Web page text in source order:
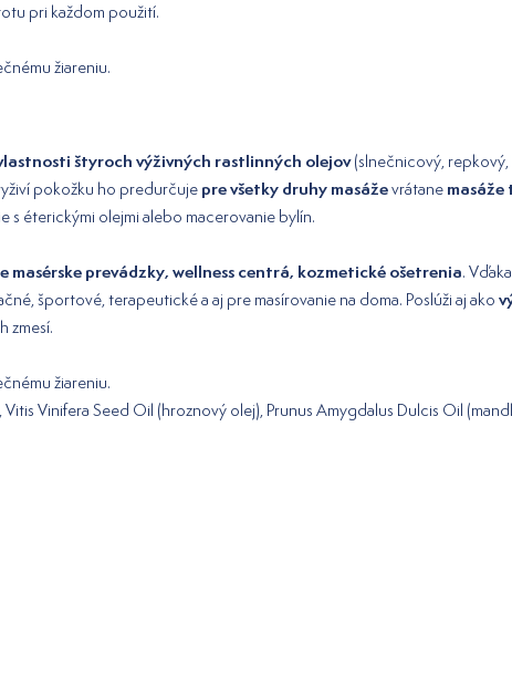
pri každom použití.
žiareniu.
štyroch výživných rastlinných olejov(slnečnicový, repkový,
pokožku ho predurčuje pre všetky druhy masáževrátane masáže
s éterickými olejmi alebo macerovanie bylín.
prevádzky, wellness centrá, kozmetické ošetrenia.
športové, terapeutické a aj pre masírovanie na doma. Poslúži aj ako
zmesí.
žiareniu.
Vinifera Seed Oil (hroznový olej), Prunus Amygdalus Dulcis Oil